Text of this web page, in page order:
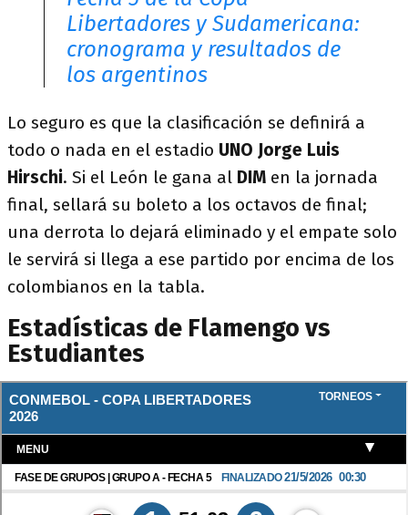
Libertadores y Sudamericana:
cronograma y resultados de
los argentinos
Lo seguro es que la clasificación se definirá a
todo o nada en el estadio UNO Jorge Luis
Hirschi. Si el León le gana al DIM en la jornada
final, sellará su boleto a los octavos de final;
una derrota lo dejará eliminado y el empate solo
le servirá si llega a ese partido por encima de los
colombianos en la tabla.
Estadísticas de Flamengo vs
Estudiantes